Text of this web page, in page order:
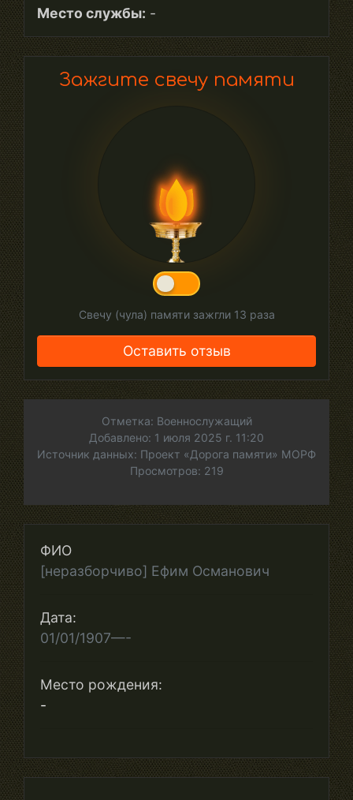
Место службы: -
Зажгите свечу памяти
Свечу (чула) памяти зажгли 13 раза
Оставить отзыв
Отметка: Военнослужащий
Добавлено: 1 июля 2025 г. 11:20
Источник данных: Проект «Дорога памяти» МОРФ
Просмотров: 219
ФИО
[неразборчиво] Ефим Османович
Дата:
01/01/1907—-
Место рождения:
-